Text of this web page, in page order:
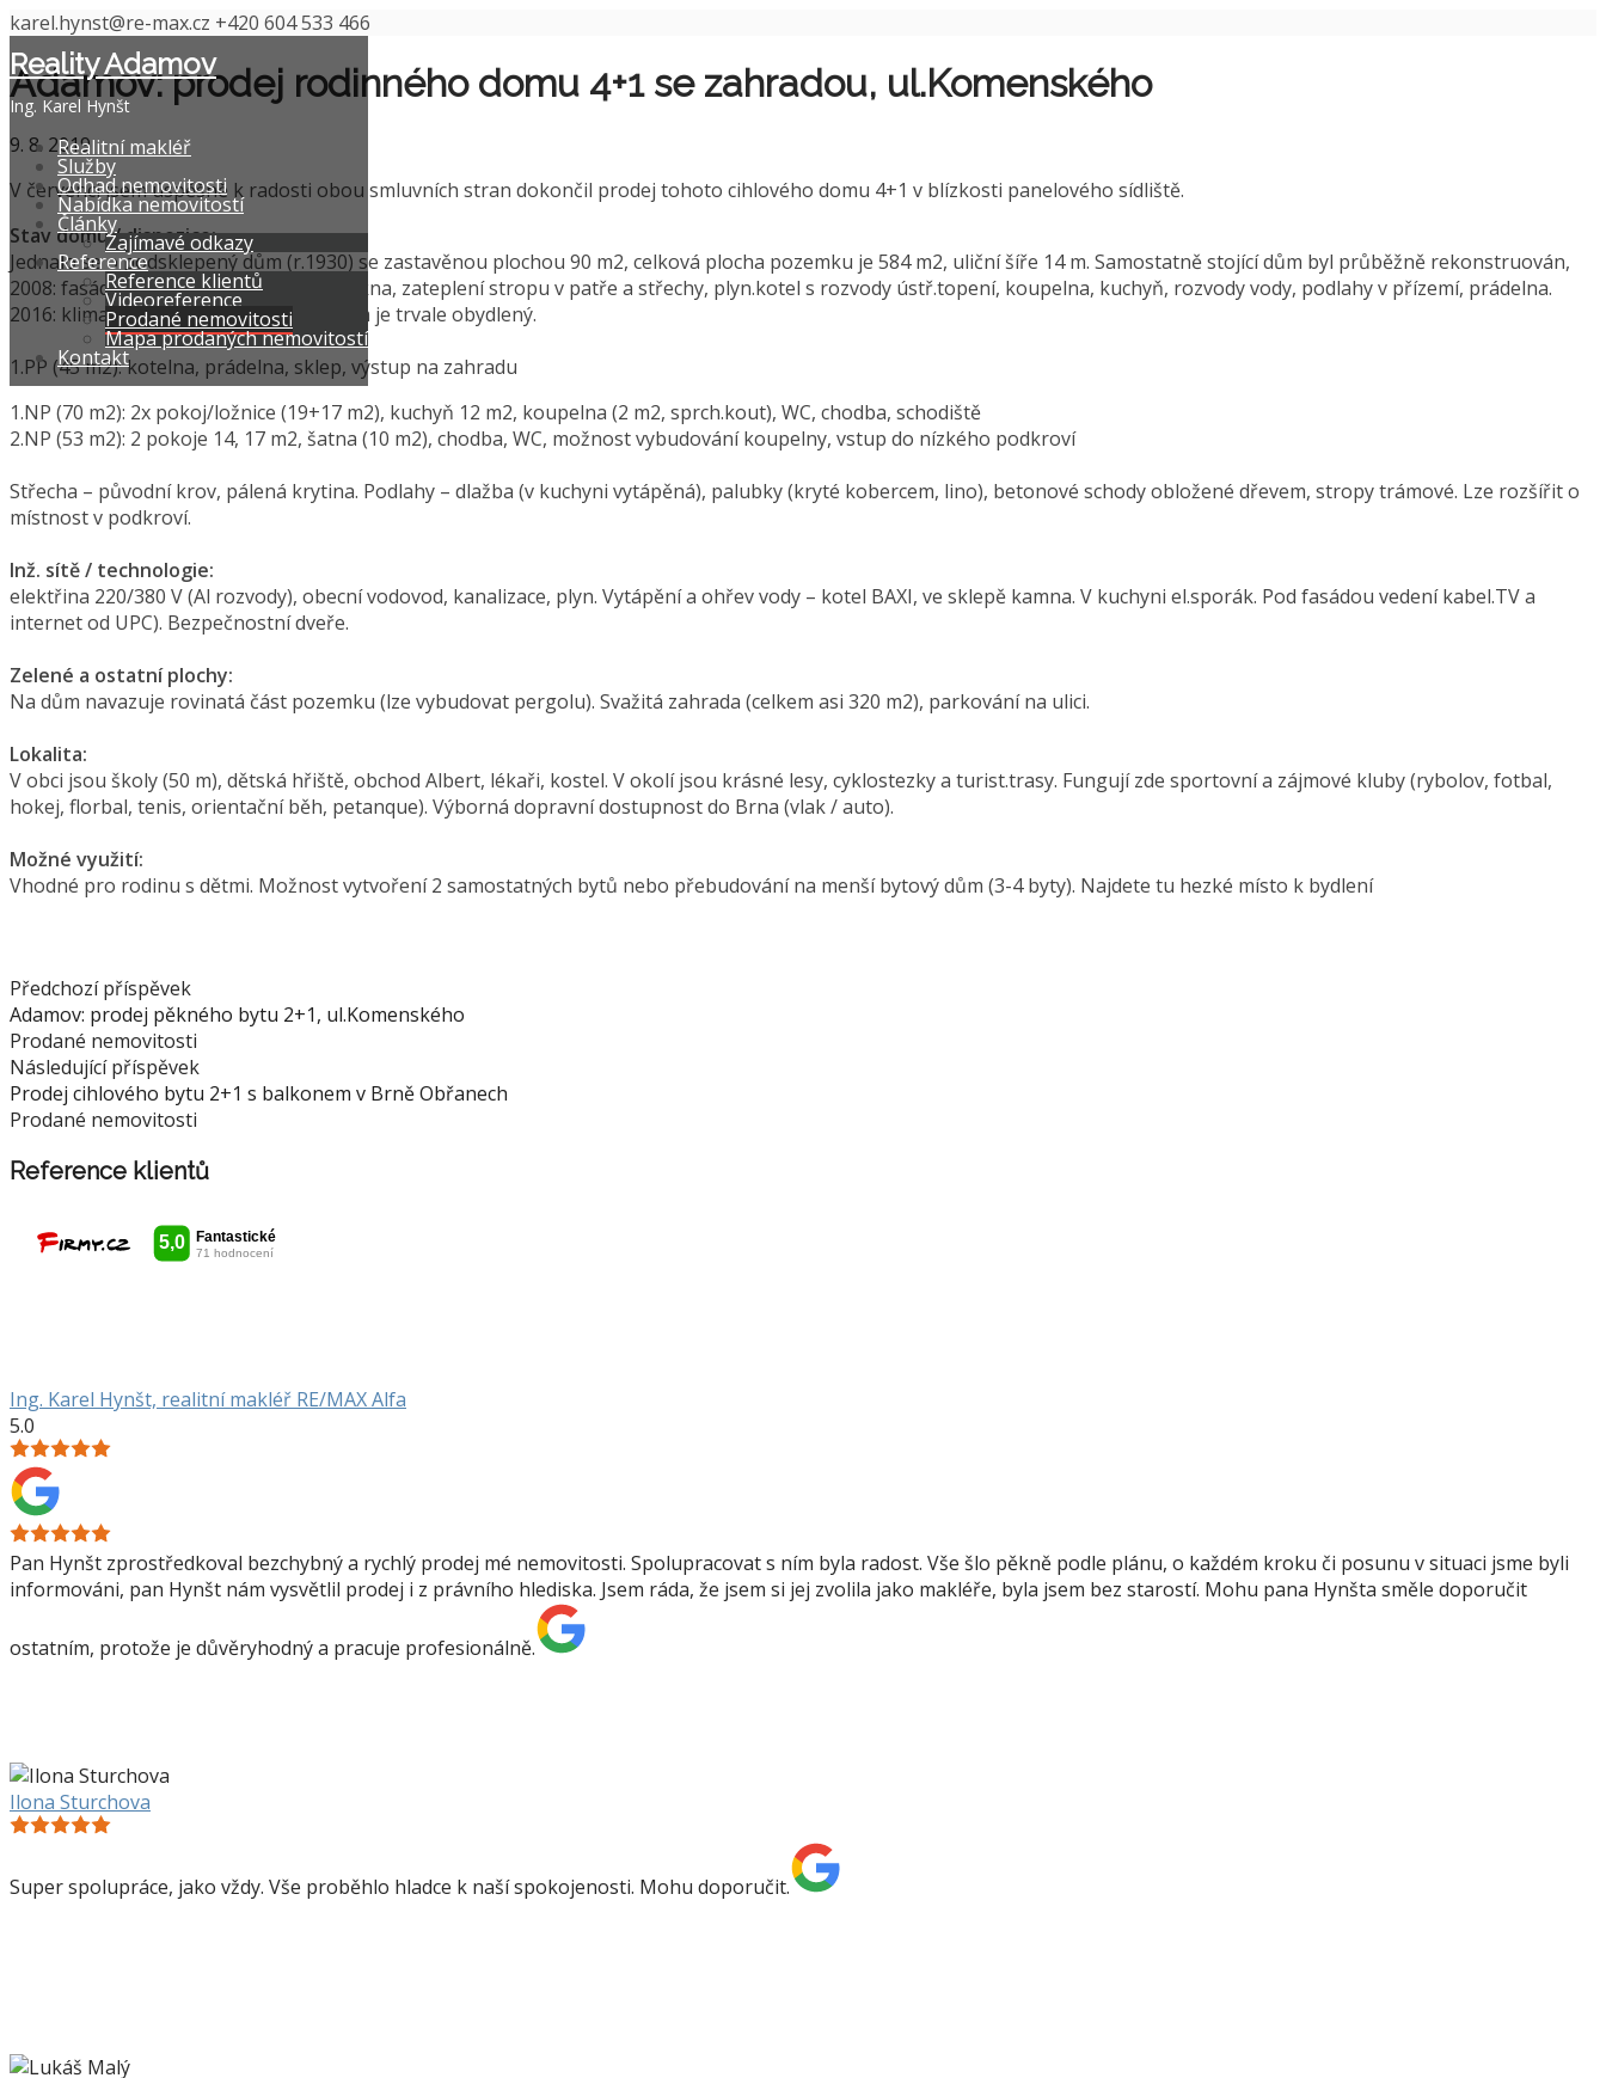
karel.hynst@re-max.cz +420 604 533 466
Reality Adamov
Ing. Karel Hynšt
Realitní makléř
Služby
Odhad nemovitosti
Nabídka nemovitostí
Články
Zajímavé odkazy
Reference
Reference klientů
Videoreference
Prodané nemovitosti
Mapa prodaných nemovitostí
Kontakt
Adamov: prodej rodinného domu 4+1 se zahradou, ul.Komenského
9. 8. 2019
V červenci jsem úspěšně k radosti obou smluvních stran dokončil prodej tohoto cihlového domu 4+1 v blízkosti panelového sídliště.
Stav domu / dispozice:
Jednalo se o podsklepený dům (r.1930) se zastavěnou plochou 90 m2, celková plocha pozemku je 584 m2, uliční šíře 14 m. Samostatně stojící dům byl průběžně rekonstruován,
2008: fasáda (systém Novabrik), plast.okna, zateplení stropu v patře a střechy, plyn.kotel s rozvody ústř.topení, koupelna, kuchyň, rozvody vody, podlahy v přízemí, prádelna.
2016: klimatizační jednotka v patře. Dům je trvale obydlený.
1.PP (45 m2): kotelna, prádelna, sklep, výstup na zahradu
1.NP (70 m2): 2x pokoj/ložnice (19+17 m2), kuchyň 12 m2, koupelna (2 m2, sprch.kout), WC, chodba, schodiště
2.NP (53 m2): 2 pokoje 14, 17 m2, šatna (10 m2), chodba, WC, možnost vybudování koupelny, vstup do nízkého podkroví
Střecha – původní krov, pálená krytina. Podlahy – dlažba (v kuchyni vytápěná), palubky (kryté kobercem, lino), betonové schody obložené dřevem, stropy trámové. Lze rozšířit o
místnost v podkroví.
Inž. sítě / technologie:
elektřina 220/380 V (Al rozvody), obecní vodovod, kanalizace, plyn. Vytápění a ohřev vody – kotel BAXI, ve sklepě kamna. V kuchyni el.sporák. Pod fasádou vedení kabel.TV a
internet od UPC). Bezpečnostní dveře.
Zelené a ostatní plochy:
Na dům navazuje rovinatá část pozemku (lze vybudovat pergolu). Svažitá zahrada (celkem asi 320 m2), parkování na ulici.
Lokalita:
V obci jsou školy (50 m), dětská hřiště, obchod Albert, lékaři, kostel. V okolí jsou krásné lesy, cyklostezky a turist.trasy. Fungují zde sportovní a zájmové kluby (rybolov, fotbal,
hokej, florbal, tenis, orientační běh, petanque). Výborná dopravní dostupnost do Brna (vlak / auto).
Možné využití:
Vhodné pro rodinu s dětmi. Možnost vytvoření 2 samostatných bytů nebo přebudování na menší bytový dům (3-4 byty). Najdete tu hezké místo k bydlení
Předchozí příspěvek
Adamov: prodej pěkného bytu 2+1, ul.Komenského
Prodané nemovitosti
Následující příspěvek
Prodej cihlového bytu 2+1 s balkonem v Brně Obřanech
Prodané nemovitosti
Reference klientů
Ing. Karel Hynšt, realitní makléř RE/MAX Alfa
5.0
Pan Hynšt zprostředkoval bezchybný a rychlý prodej mé nemovitosti. Spolupracovat s ním byla radost. Vše šlo pěkně podle plánu, o každém kroku či posunu v situaci jsme byli
informováni, pan Hynšt nám vysvětlil prodej i z právního hlediska. Jsem ráda, že jsem si jej zvolila jako makléře, byla jsem bez starostí. Mohu pana Hynšta směle doporučit
ostatním, protože je důvěryhodný a pracuje profesionálně.
Ilona Sturchova
Super spolupráce, jako vždy. Vše proběhlo hladce k naší spokojenosti. Mohu doporučit.